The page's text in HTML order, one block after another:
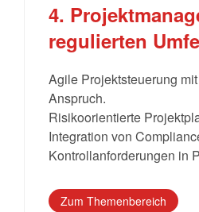
4.
regulierten
Agile Projektsteuerung
Anspruch.
Risikoorientierte
Integration von
Kontrollanforderungen in
Zum Themenbereich